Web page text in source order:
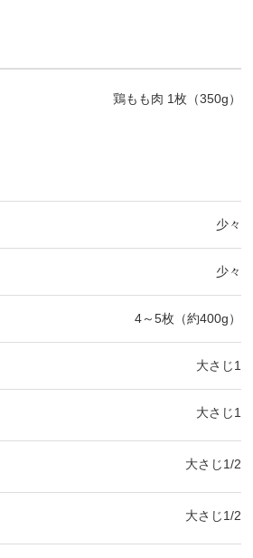
鶏もも肉 1枚（350g）
少々
少々
4～5枚（約400g）
大さじ1
大さじ1
大さじ1/2
大さじ1/2